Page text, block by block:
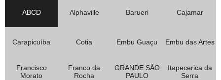
ABCD Alphaville Barueri Cajamar
Carapicuíba Cotia Embu Guaçu Embu das Artes
Francisco
Morato
Franco da
Rocha
GRANDE SÃO
PAULO
Itapecerica da
Serra